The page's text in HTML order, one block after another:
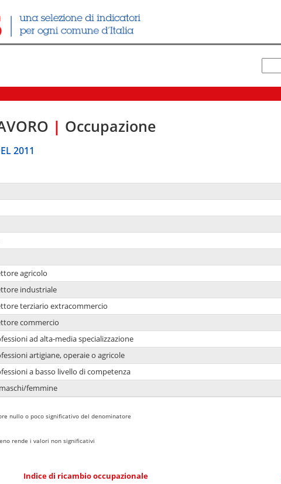
| Occupazione
2011
agricolo
industriale
terziario extracommercio
commercio
ad alta-media specializzazione
artigiane, operaie o agricole
a basso livello di competenza
femmine
nullo o poco significativo del denominatore
rende i valori non significativi
Indice di ricambio occupazionale